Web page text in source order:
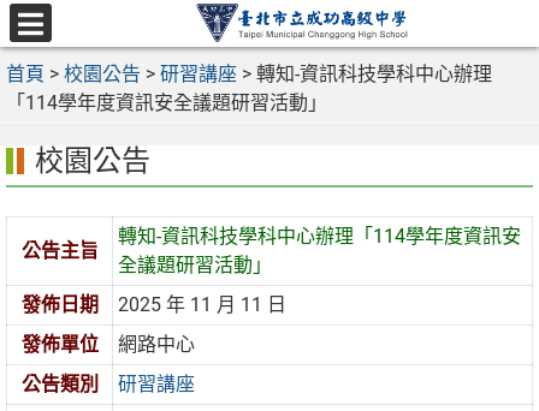
跳
至
主
區
選
單
首頁 > 校園公告 > 研習講座 > 轉知-資訊科技學科中心辦理
「114學年度資訊安全議題研習活動」
校園公告
公告主旨
轉知-資訊科技學科中心辦理「114學年度資訊安
全議題研習活動」
發佈日期
2025 年 11 月 11 日
發佈單位
網路中心
公告類別
研習講座